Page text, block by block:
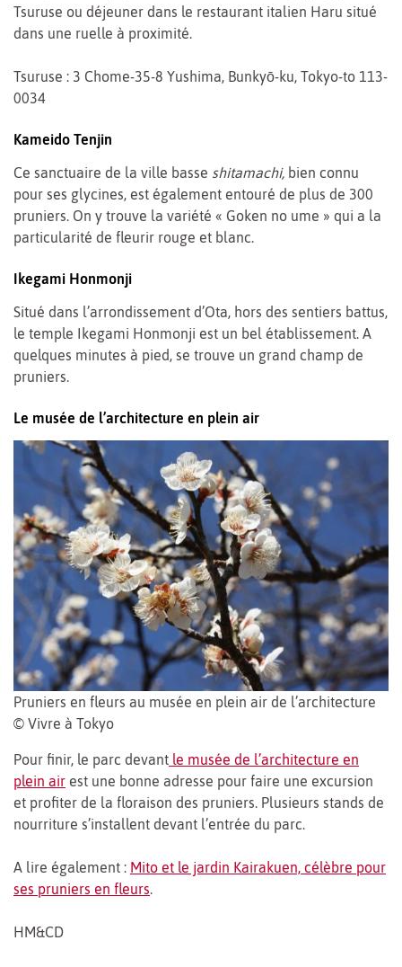
Tsuruse ou déjeuner dans le restaurant italien Haru situé
dans une ruelle à proximité.
Tsuruse : 3 Chome-35-8 Yushima, Bunkyō-ku, Tokyo-to 113-
0034
Kameido Tenjin
Ce sanctuaire de la ville basse shitamachi, bien connu
pour ses glycines, est également entouré de plus de 300
pruniers. On y trouve la variété « Goken no ume » qui a la
particularité de fleurir rouge et blanc.
Ikegami Honmonji
Situé dans l’arrondissement d’Ota, hors des sentiers battus,
le temple Ikegami Honmonji est un bel établissement. A
quelques minutes à pied, se trouve un grand champ de
pruniers.
Le musée de l’architecture en plein air
Pruniers en fleurs au musée en plein air de l’architecture
© Vivre à Tokyo
Pour finir, le parc devant le musée de l’architecture en
plein air est une bonne adresse pour faire une excursion
et profiter de la floraison des pruniers. Plusieurs stands de
nourriture s’installent devant l’entrée du parc.
A lire également : Mito et le jardin Kairakuen, célèbre pour
ses pruniers en fleurs.
HM&CD